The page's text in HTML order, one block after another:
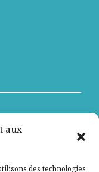
aux
des technologies